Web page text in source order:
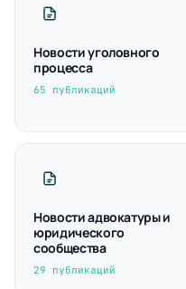
Новости уголовного
процесса
65 публикаций
Новости адвокатуры и
юридического
сообщества
29 публикаций